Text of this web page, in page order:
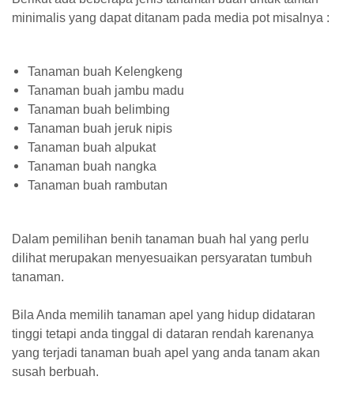
minimalis yang dapat ditanam pada media pot misalnya :
Tanaman buah Kelengkeng
Tanaman buah jambu madu
Tanaman buah belimbing
Tanaman buah jeruk nipis
Tanaman buah alpukat
Tanaman buah nangka
Tanaman buah rambutan
Dalam pemilihan benih tanaman buah hal yang perlu
dilihat merupakan menyesuaikan persyaratan tumbuh
tanaman.
Bila Anda memilih tanaman apel yang hidup didataran
tinggi tetapi anda tinggal di dataran rendah karenanya
yang terjadi tanaman buah apel yang anda tanam akan
susah berbuah.